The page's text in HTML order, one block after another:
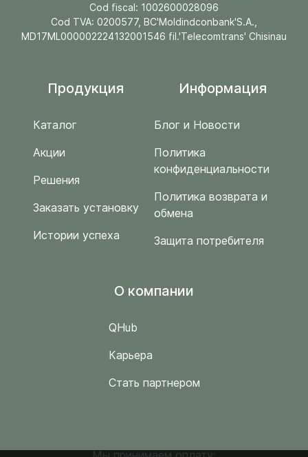
Cod fiscal: 1002600028096
Cod TVA: 0200577, BC'Moldindconbank'S.A.,
MD17ML000002224132001546 fil.'Telecomtrans' Chisinau
Продукция
Каталог
Акции
Решения
Заказать установку
Истории успеха
Информация
Блог и Новости
Политика
конфиденциальности
Политика возврата и
обмена
Защита потребителя
O компании
QHub
Карьера
Стать партнером